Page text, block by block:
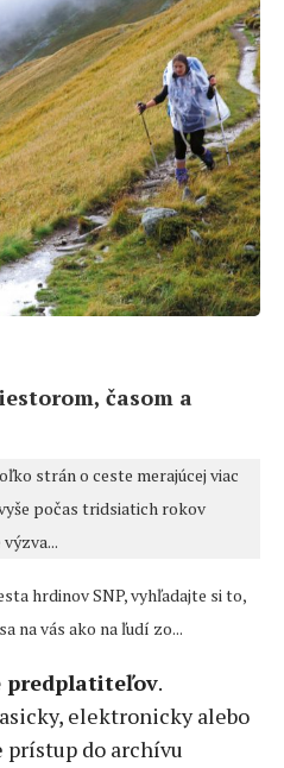
časom a
strán o ceste merajúcej viac
počas tridsiatich rokov
hrdinov SNP, vyhľadajte si to,
na vás ako na ľudí zo...
predplatiteľov.
elektronicky alebo
prístup do archívu